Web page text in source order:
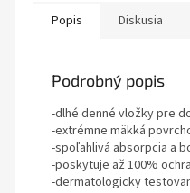
Popis Diskusia
Podrobný popis
-dlhé denné vložky pre
-extrémne mäkká
-spoľahlivá absorpcia a
-poskytuje až 100%
-dermatologicky